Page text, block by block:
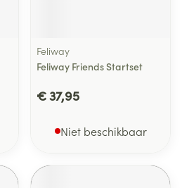
Feliway
Feliway Friends Startset
€ 37,95
Niet beschikbaar